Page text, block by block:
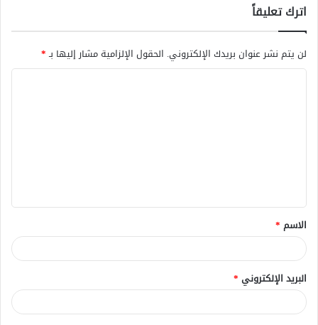
اترك تعليقاً
لن يتم نشر عنوان بريدك الإلكتروني. الحقول الإلزامية مشار إليها بـ*
ق
*
الاسم *
البريد الإلكتروني *